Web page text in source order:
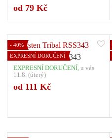
od 79 KčPočet variant: 1
- 40%
EXPRESNÍ DORUČENÍ
Prsten Tribal RSS343
EXPRESNÍ DORUČENÍ, u vás
11.8. (úterý)
od 111 Kč